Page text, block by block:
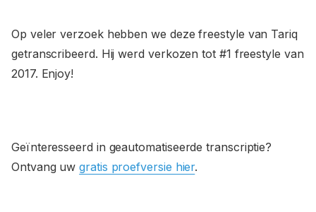
Op veler verzoek hebben we deze freestyle van Tariq
getranscribeerd. Hij werd verkozen tot #1 freestyle van
2017. Enjoy!
Geïnteresseerd in geautomatiseerde transcriptie?
Ontvang uwgratis proefversie hier.